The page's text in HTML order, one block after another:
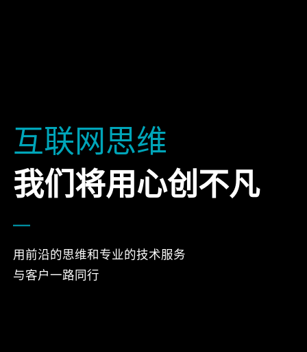
互联网思维
我们将用心创不凡
用前沿的思维和专业的技术服务
与客户一路同行